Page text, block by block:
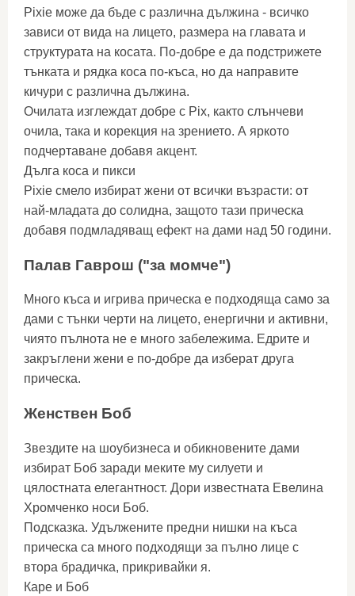
Pixie може да бъде с различна дължина - всичко
зависи от вида на лицето, размера на главата и
структурата на косата. По-добре е да подстрижете
тънката и рядка коса по-къса, но да направите
кичури с различна дължина.
Очилата изглеждат добре с Pix, както слънчеви
очила, така и корекция на зрението. А яркото
подчертаване добавя акцент.
Дълга коса и пикси
Pixie смело избират жени от всички възрасти: от
най-младата до солидна, защото тази прическа
добавя подмладяващ ефект на дами над 50 години.
Палав Гаврош ("за момче")
Много къса и игрива прическа е подходяща само за
дами с тънки черти на лицето, енергични и активни,
чиято пълнота не е много забележима. Едрите и
закръглени жени е по-добре да изберат друга
прическа.
Женствен Боб
Звездите на шоубизнеса и обикновените дами
избират Боб заради меките му силуети и
цялостната елегантност. Дори известната Евелина
Хромченко носи Боб.
Подсказка. Удължените предни нишки на къса
прическа са много подходящи за пълно лице с
втора брадичка, прикривайки я.
Каре и Боб